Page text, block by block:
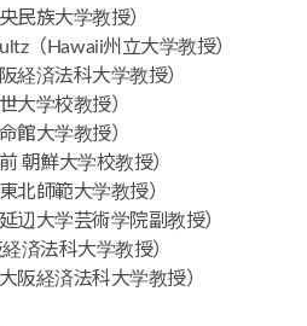
族大学教授）
Hawaii州立大学教授）
済法科大学教授）
学校教授）
大学教授）
朝鮮大学校教授）
北師範大学教授）
大学芸術学院副教授）
済法科大学教授）
経済法科大学教授）